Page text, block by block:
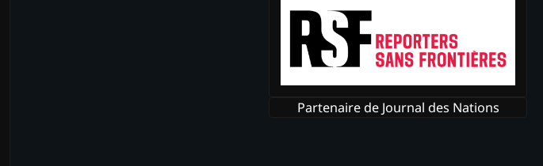
Partenaire de Journal des Nations